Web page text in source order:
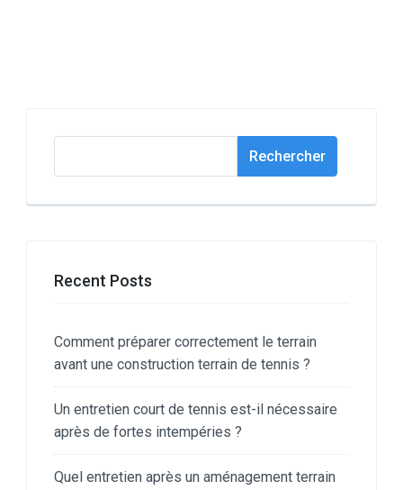
Rechercher
Recent Posts
Comment préparer correctement le terrain
avant une construction terrain de tennis ?
Un entretien court de tennis est-il nécessaire
après de fortes intempéries ?
Quel entretien après un aménagement terrain